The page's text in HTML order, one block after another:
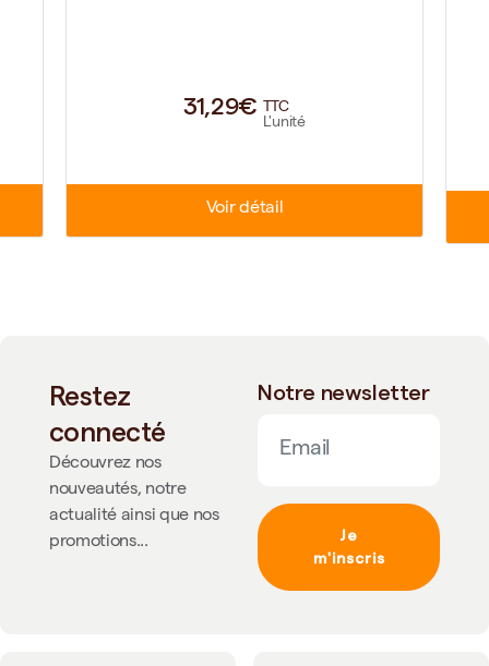
31,29€
TTC
L'unité
Voir détail
Restez
connecté
Découvrez nos
nouveautés, notre
actualité ainsi que nos
promotions...
Notre newsletter
Je
m'inscris